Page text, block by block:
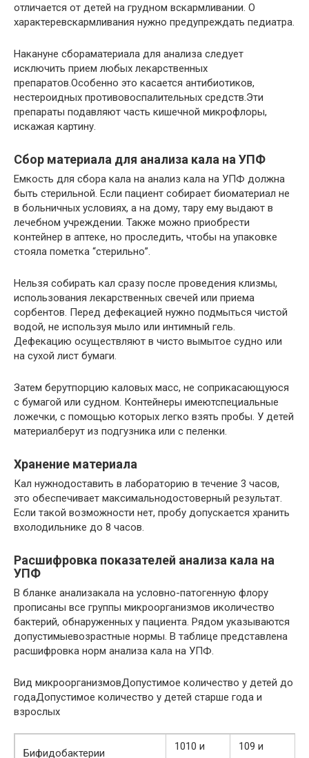
отличается от детей на грудном вскармливании. О
характеревскармливания нужно предупреждать педиатра.
Накануне сбораматериала для анализа следует
исключить прием любых лекарственных
препаратов.Особенно это касается антибиотиков,
нестероидных противовоспалительных средств.Эти
препараты подавляют часть кишечной микрофлоры,
искажая картину.
Сбор материала для анализа кала на УПФ
Емкость для сбора кала на анализ кала на УПФ должна
быть стерильной. Если пациент собирает биоматериал не
в больничных условиях, а на дому, тару ему выдают в
лечебном учреждении. Также можно приобрести
контейнер в аптеке, но проследить, чтобы на упаковке
стояла пометка “стерильно”.
Нельзя собирать кал сразу после проведения клизмы,
использования лекарственных свечей или приема
сорбентов. Перед дефекацией нужно подмыться чистой
водой, не используя мыло или интимный гель.
Дефекацию осуществляют в чисто вымытое судно или
на сухой лист бумаги.
Затем берутпорцию каловых масс, не соприкасающуюся
с бумагой или судном. Контейнеры имеютспециальные
ложечки, с помощью которых легко взять пробы. У детей
материалберут из подгузника или с пеленки.
Хранение материала
Кал нужнодоставить в лабораторию в течение 3 часов,
это обеспечивает максимальнодостоверный результат.
Если такой возможности нет, пробу допускается хранить
вхолодильнике до 8 часов.
Расшифровка показателей анализа кала на
УПФ
В бланке анализакала на условно-патогенную флору
прописаны все группы микроорганизмов иколичество
бактерий, обнаруженных у пациента. Рядом указываются
допустимыевозрастные нормы. В таблице представлена
расшифровка норм анализа кала на УПФ.
Вид микроорганизмовДопустимое количество у детей до
годаДопустимое количество у детей старше года и
взрослых
Бифидобактерии
1010 и
109 и